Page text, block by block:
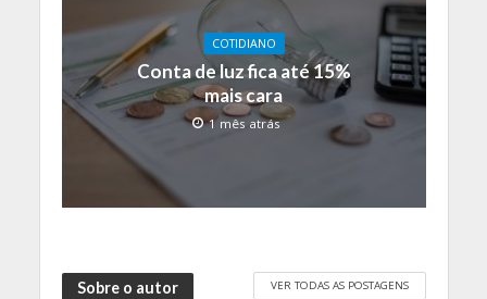
COTIDIANO
Conta de luz fica até 15%
mais cara
1 mês atrás
Sobre o autor VER TODAS AS POSTAGENS